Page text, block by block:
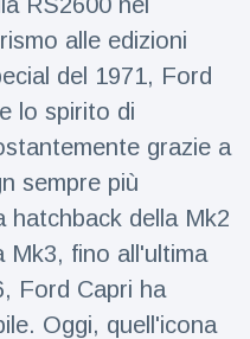
alle edizioni
del 1971, Ford
lo spirito di
grazie a
sempre più
hatchback della Mk2
Mk3, fino all'ultima
Ford Capri ha
Oggi, quell'icona